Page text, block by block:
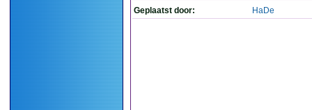
Geplaatst door: HaDe